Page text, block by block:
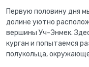
Первую половину дня
долине уютно
вершины Уч-Энмек.
курган и попытаемся
полукольца,